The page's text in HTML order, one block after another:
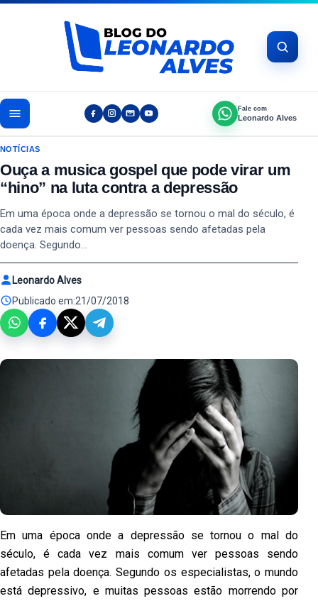
Pular para o conteúdo
Fale com
Leonardo Alves
NOTÍCIAS
Ouça a musica gospel que pode virar um
“hino” na luta contra a depressão
Em uma época onde a depressão se tornou o mal do século, é
cada vez mais comum ver pessoas sendo afetadas pela
doença. Segundo…
Leonardo Alves
Publicado em:21/07/2018
Em uma época onde a depressão se tornou o mal do
século, é cada vez mais comum ver pessoas sendo
afetadas pela doença. Segundo os especialistas, o mundo
está depressivo, e muitas pessoas estão morrendo por